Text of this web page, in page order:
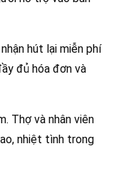
hút lại miễn phí
đủ hóa đơn và
Thợ và nhân viên
nhiệt tình trong